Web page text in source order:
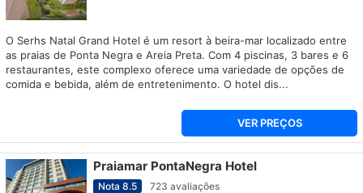
O Serhs Natal Grand Hotel é um resort à beira-mar localizado entre
as praias de Ponta Negra e Areia Preta. Com 4 piscinas, 3 bares e 6
restaurantes, este complexo oferece uma variedade de opções de
comida e bebida, além de entretenimento. O hotel dis...
VER PREÇOS
Praiamar PontaNegra Hotel
Nota 8.5 723 avaliações